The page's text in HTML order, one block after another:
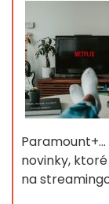
novinky,
na